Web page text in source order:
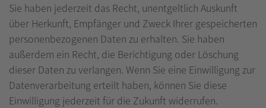
Sie haben jederzeit das Recht, unentgeltlich Auskunft
über Herkunft, Empfänger und Zweck Ihrer gespeicherten
personenbezogenen Daten zu erhalten. Sie haben
außerdem ein Recht, die Berichtigung oder Löschung
dieser Daten zu verlangen. Wenn Sie eine Einwilligung zur
Datenverarbeitung erteilt haben, können Sie diese
Einwilligung jederzeit für die Zukunft widerrufen.